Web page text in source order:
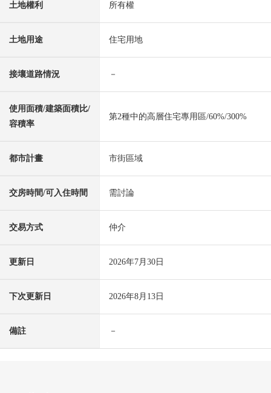
土地權利 所有權
土地用途 住宅用地
接壤道路情況 －
使用面積/建築面積比/
容積率
第2種中的高層住宅專用區/60%/300%
都市計畫 市街區域
交房時間/可入住時間 需討論
交易方式 仲介
更新日 2026年7月30日
下次更新日 2026年8月13日
備註 －